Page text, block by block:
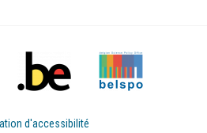
d'accessibilité